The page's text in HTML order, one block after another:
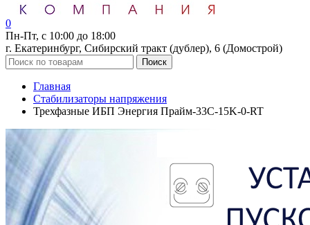
0
Пн-Пт, с 10:00 до 18:00
г. Екатеринбург, Сибирский тракт (дублер), 6 (Домострой)
Поиск
Главная
Стабилизаторы напряжения
Трехфазные ИБП Энергия Прайм-33C-15K-0-RT